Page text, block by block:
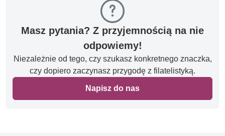
Masz pytania? Z przyjemnością na nie
odpowiemy!
Niezależnie od tego, czy szukasz konkretnego znaczka,
czy dopiero zaczynasz przygodę z filatelistyką.
Napisz do nas